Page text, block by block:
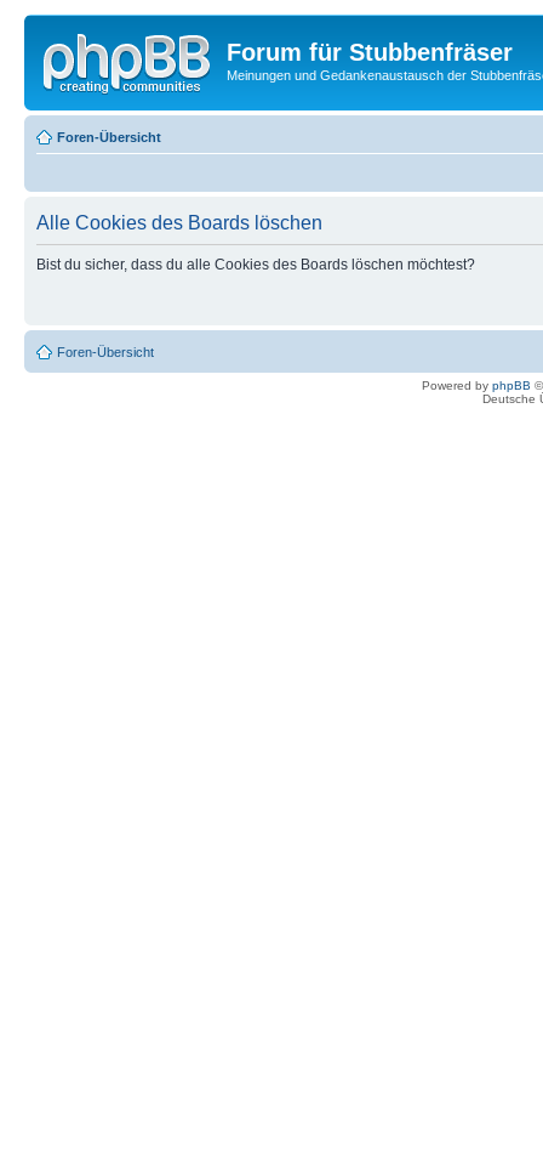
Forum für Stubbenfräser
Meinungen und Gedankenaustausch der
Foren-Übersicht
Alle Cookies des Boards löschen
Bist du sicher, dass du alle Cookies des Boards löschen möchtest?
Foren-Übersicht
Powered by phpBB
Deutsche